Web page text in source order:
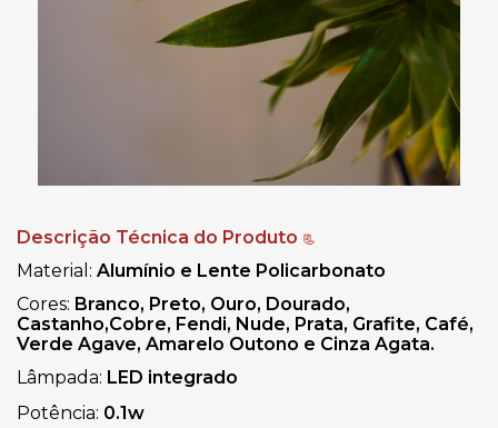
Descrição Técnica do Produto 📃
Material: Alumínio e Lente Policarbonato
Cores: Branco, Preto, Ouro, Dourado,
Castanho,Cobre, Fendi, Nude, Prata, Grafite, Café,
Verde Agave, Amarelo Outono e Cinza Agata.
Lâmpada: LED integrado
Potência: 0.1w